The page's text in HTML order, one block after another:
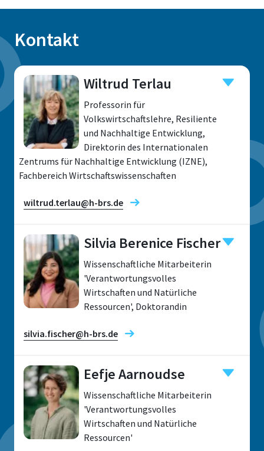
Kontakt
Wiltrud Terlau
Professorin für
Volkswirtschaftslehre, Resiliente
und Nachhaltige Entwicklung,
Direktorin des Internationalen
Zentrums für Nachhaltige Entwicklung (IZNE),
Fachbereich Wirtschaftswissenschaften
wiltrud.terlau@h-brs.de
Forschungsfelder
Standort
Raum
B 111
Adresse
von-Liebig-Straße 20
Silvia Berenice Fischer
Wissenschaftliche Mitarbeiterin
'Verantwortungsvolles
Wirtschaften und Natürliche
Ressourcen', Doktorandin
silvia.fischer@h-brs.de
Standort
Sankt Augustin
Eefje Aarnoudse
Wissenschaftliche Mitarbeiterin
'Verantwortungsvolles
Wirtschaften und Natürliche
Ressourcen'